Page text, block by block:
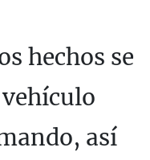
hechos se
así